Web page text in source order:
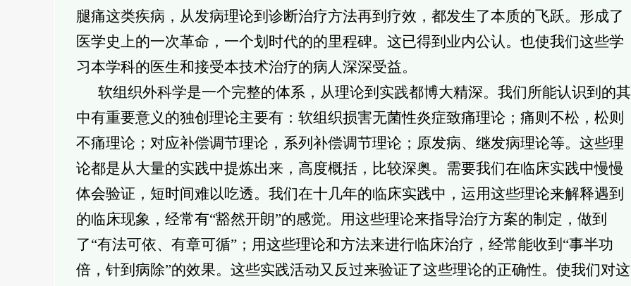
腿痛这类疾病，从发病理论到诊断治疗方法再到疗效，都发生了本质的飞跃。形成了
医学史上的一次革命，一个划时代的的里程碑。这已得到业内公认。也使我们这些学
习本学科的医生和接受本技术治疗的病人深深受益。
软组织外科学是一个完整的体系，从理论到实践都博大精深。我们所能认识到的其
中有重要意义的独创理论主要有：软组织损害无菌性炎症致痛理论；痛则不松，松则
不痛理论；对应补偿调节理论，系列补偿调节理论；原发病、继发病理论等。这些理
论都是从大量的实践中提炼出来，高度概括，比较深奥。需要我们在临床实践中慢慢
体会验证，短时间难以吃透。我们在十几年的临床实践中，运用这些理论来解释遇到
的临床现象，经常有“豁然开朗”的感觉。用这些理论来指导治疗方案的制定，做到
了“有法可依、有章可循”；用这些理论和方法来进行临床治疗，经常能收到“事半功
倍，针到病除”的效果。这些实践活动又反过来验证了这些理论的正确性。使我们对这